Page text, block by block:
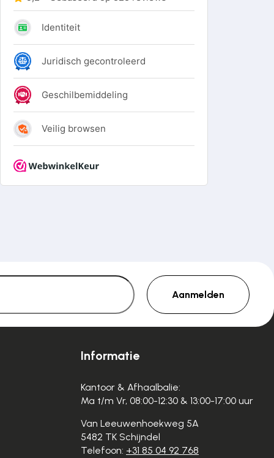
Aanmelden
Informatie
Kantoor & Afhaalbalie:
Ma t/m Vr, 08:00-12:30 & 13:00-17:00 uur
Van Leeuwenhoekweg 5A
5482 TK Schijndel
Telefoon: +31 85 04 92 768